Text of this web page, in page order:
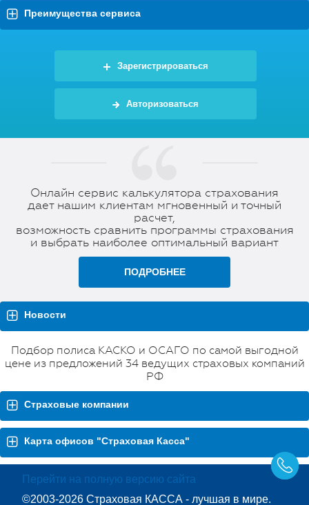
Преимущества сервиса
Зарегистрироваться
Авторизоваться
Онлайн сервис калькулятора страхования
дает нашим клиентам мгновенный и точный
расчет,
возможность сравнить программы страхования
и выбрать наиболее оптимальный вариант
ПОДРОБНЕЕ
Новости
Подбор полиса КАСКО и ОСАГО по самой выгодной
цене из предложений 34 ведущих страховых компаний
РФ
Страховые компании
Карта офисов "Страховая Касса"
Перейти на полную версию сайта
©2003-2026 Страховая КАССА - лучшая в мире.